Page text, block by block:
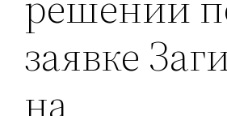
заявке
на